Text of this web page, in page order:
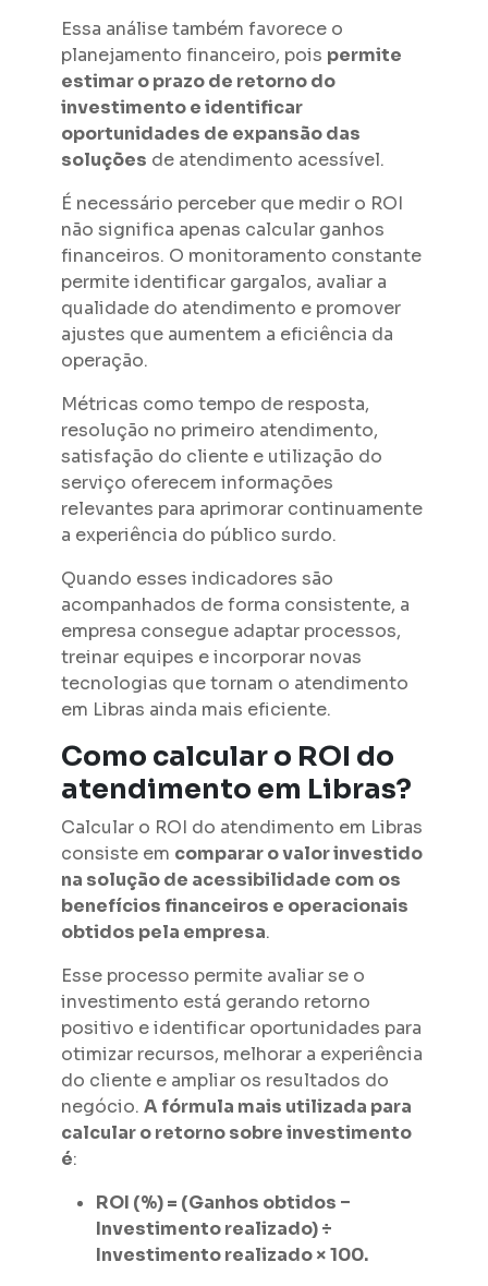
Essa análise também favorece o
planejamento financeiro, pois permite
estimar o prazo de retorno do
investimento e identificar
oportunidades de expansão das
soluções de atendimento acessível.
É necessário perceber que medir o ROI
não significa apenas calcular ganhos
financeiros. O monitoramento constante
permite identificar gargalos, avaliar a
qualidade do atendimento e promover
ajustes que aumentem a eficiência da
operação.
Métricas como tempo de resposta,
resolução no primeiro atendimento,
satisfação do cliente e utilização do
serviço oferecem informações
relevantes para aprimorar continuamente
a experiência do público surdo.
Quando esses indicadores são
acompanhados de forma consistente, a
empresa consegue adaptar processos,
treinar equipes e incorporar novas
tecnologias que tornam o atendimento
em Libras ainda mais eficiente.
Como calcular o ROI do
atendimento em Libras?
Calcular o ROI do atendimento em Libras
consiste em comparar o valor investido
na solução de acessibilidade com os
benefícios financeiros e operacionais
obtidos pela empresa.
Esse processo permite avaliar se o
investimento está gerando retorno
positivo e identificar oportunidades para
otimizar recursos, melhorar a experiência
do cliente e ampliar os resultados do
negócio. A fórmula mais utilizada para
calcular o retorno sobre investimento
é:
ROI (%) = (Ganhos obtidos −
Investimento realizado) ÷
Investimento realizado × 100.